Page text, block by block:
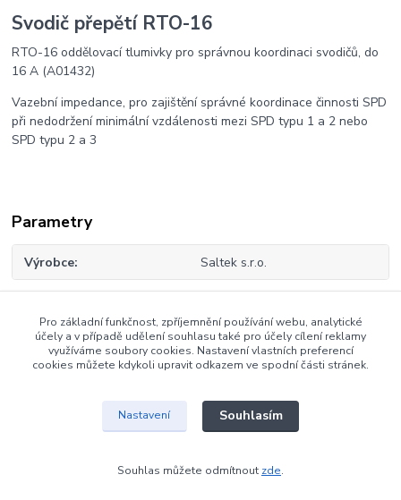
Svodič přepětí RTO-16
RTO-16 oddělovací tlumivky pro správnou koordinaci svodičů, do
16 A (A01432)
Vazební impedance, pro zajištění správné koordinace činnosti SPD
při nedodržení minimální vzdálenosti mezi SPD typu 1 a 2 nebo
SPD typu 2 a 3
Parametry
Výrobce Saltek s.r.o.
Zboží zařazeno v kategoriích
Svodiče přepětí Saltek
Copyright © 2007-2026 - Bohumil Dušek
Pro základní funkčnost, zpříjemnění používání webu, analytické
účely a v případě udělení souhlasu také pro účely cílení reklamy
využíváme soubory cookies. Nastavení vlastních preferencí
cookies můžete kdykoli upravit odkazem ve spodní části stránek.
Nastavení Souhlasím
Souhlas můžete odmítnout zde.